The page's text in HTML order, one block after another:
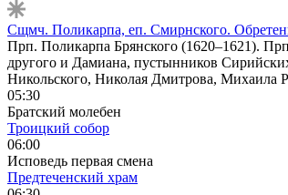
Сщмч. Поликарпа, еп. Смирнского.
Прп. Поликарпа Брянского (1620–1621).
другого и Дамиана, пустынников
Никольского, Николая Дмитрова, Михаила
05:30
Братский молебен
Троицкий собор
06:00
Исповедь первая смена
Предтеченский храм